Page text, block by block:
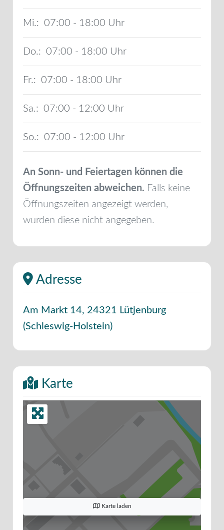
Mi.: 07:00 - 18:00
Do.: 07:00 - 18:00
Fr.: 07:00 - 18:00
Sa.: 07:00 - 12:00
So.: 07:00 - 12:00
An Sonn- und Feiertagen können die
Öffnungszeiten abweichen. Falls keine
Öffnungszeiten angezeigt werden,
wurden diese nicht angegeben.
Adresse
Am Markt 14, 24321 Lütjenburg
(Schleswig-Holstein)
Karte
Karte laden